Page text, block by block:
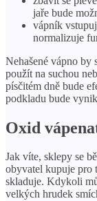
jaře bude
vápník
normalizuje
Nehašené vápno by
použít na suchou
písčitém dně bude
podkladu bude
Oxid
Jak víte, sklepy se
obyvatel kupuje pro
skladuje. Kdykoli
velkých hrudek